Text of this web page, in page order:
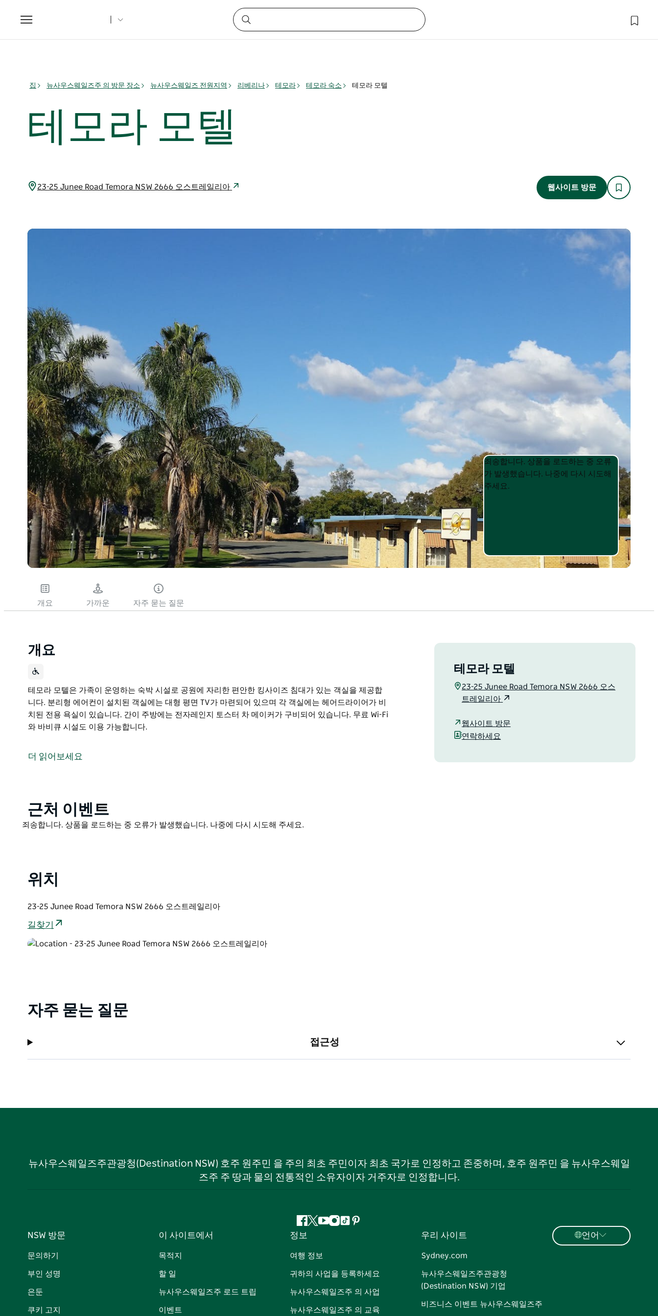
Toggle
navigation
집 뉴사우스웨일즈주 의 방문 장소 뉴사우스웨일즈 전원지역 리베리나 테모라 테모라 숙소 테모라 모텔
테모라 모텔
23-25 Junee Road Temora NSW 2666 오스트레일리아 웹사이트 방문
Product
List
Product
List
죄송합니다. 상품을 로드하는 중 오류
가 발생했습니다. 나중에 다시 시도해
주세요.
개요 가까운 자주 묻는 질문
개요
테모라 모텔은 가족이 운영하는 숙박 시설로 공원에 자리한 편안한 킹사이즈 침대가 있는 객실을 제공합
니다. 분리형 에어컨이 설치된 객실에는 대형 평면 TV가 마련되어 있으며 각 객실에는 헤어드라이어가 비
치된 전용 욕실이 있습니다. 간이 주방에는 전자레인지 토스터 차 메이커가 구비되어 있습니다. 무료 Wi-Fi
와 바비큐 시설도 이용 가능합니다.
니다.
합니다.
더 읽어보세요
테모라 모텔
23-25 Junee Road Temora NSW 2666 오스
트레일리아
웹사이트 방문
연락하세요
Product
List
근처 이벤트
Product
죄송합니다. 상품을 로드하는 중 오류가 발생했습니다. 나중에 다시 시도해 주세요.
위치
23-25 Junee Road Temora NSW 2666 오스트레일리아
길찾기
자주 묻는 질문
접근성
뉴사우스웨일즈주관광청(Destination NSW) 호주 원주민 을 주의 최초 주민이자 최초 국가로 인정하고 존중하며, 호주 원주민 을 뉴사우스웨일
즈주 주 땅과 물의 전통적인 소유자이자 거주자로 인정합니다.
페
이
북
지
다
유 인
램
틱
핀
트
NSW 방문
문의하기
부인 성명
은둔
쿠키 고지
이 사이트에서
목적지
할 일
뉴사우스웨일즈주 로드 트립
이벤트
정보
여행 정보
귀하의 사업을 등록하세요
뉴사우스웨일즈주 의 사업
뉴사우스웨일즈주 의 교육
우리 사이트
Sydney.com
뉴사우스웨일즈주관광청
(Destination NSW) 기업
비즈니스 이벤트 뉴사우스웨일즈주
언어